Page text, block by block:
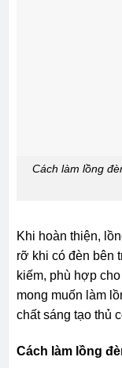
Cách làm lồng
Khi hoàn thiện,
rỡ khi có đèn bên
kiếm, phù hợp
mong muốn làm
chất sáng tạo thủ
Cách làm lồng